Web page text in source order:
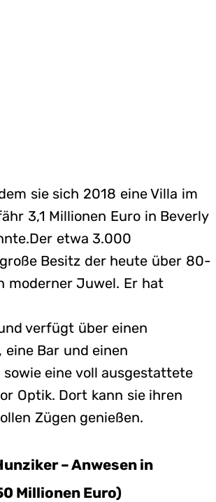
sie sich 2018 eine Villa im
3,1 Millionen Euro in Beverly
etwa 3.000
Besitz der heute über 80-
moderner Juwel. Er hat
verfügt über einen
eine Bar und einen
eine voll ausgestattete
Optik. Dort kann sie ihren
Zügen genießen.
– Anwesen in
Millionen Euro)